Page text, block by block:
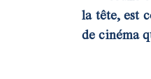
la tête, est
de cinéma